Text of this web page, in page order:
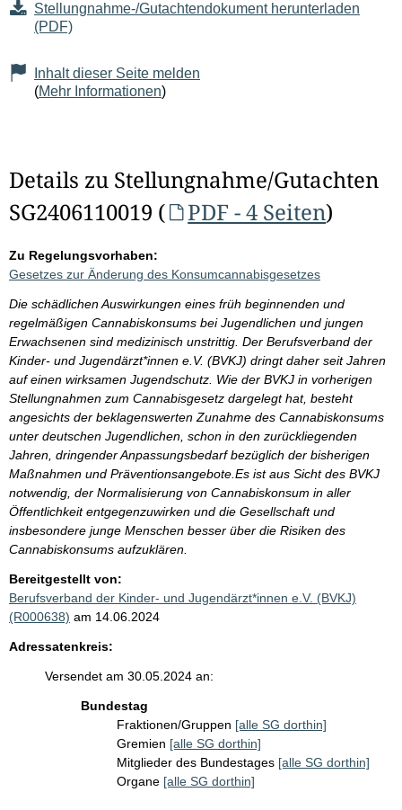
Stellungnahme-/Gutachtendokument herunterladen
(PDF)
Inhalt dieser Seite melden
(Mehr Informationen)
Details zu Stellungnahme/Gutachten
SG2406110019 (
PDF - 4 Seiten)
Zu Regelungsvorhaben:
Gesetzes zur Änderung des Konsumcannabisgesetzes
Die schädlichen Auswirkungen eines früh beginnenden und
regelmäßigen Cannabiskonsums bei Jugendlichen und jungen
Erwachsenen sind medizinisch unstrittig. Der Berufsverband der
Kinder- und Jugendärzt*innen e.V. (BVKJ) dringt daher seit Jahren
auf einen wirksamen Jugendschutz. Wie der BVKJ in vorherigen
Stellungnahmen zum Cannabisgesetz dargelegt hat, besteht
angesichts der beklagenswerten Zunahme des Cannabiskonsums
unter deutschen Jugendlichen, schon in den zurückliegenden
Jahren, dringender Anpassungsbedarf bezüglich der bisherigen
Maßnahmen und Präventionsangebote.Es ist aus Sicht des BVKJ
notwendig, der Normalisierung von Cannabiskonsum in aller
Öffentlichkeit entgegenzuwirken und die Gesellschaft und
insbesondere junge Menschen besser über die Risiken des
Cannabiskonsums aufzuklären.
Bereitgestellt von:
Berufsverband der Kinder- und Jugendärzt*innen e.V. (BVKJ)
(R000638) am 14.06.2024
Adressatenkreis:
Versendet am 30.05.2024 an:
Bundestag
Fraktionen/Gruppen [alle SG dorthin]
Gremien [alle SG dorthin]
Mitglieder des Bundestages [alle SG dorthin]
Organe [alle SG dorthin]